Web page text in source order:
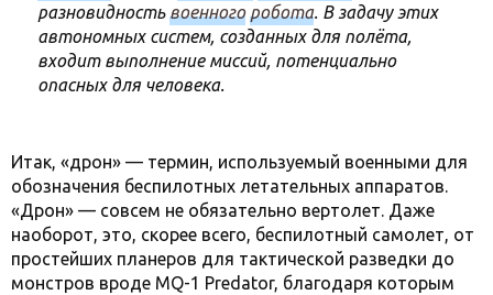
разновидностьвоенного робота. В задачу этих
автономных систем, созданных для полёта,
входит выполнение миссий, потенциально
опасных для человека.
Итак, «дрон» — термин, используемый военными для
обозначения беспилотных летательных аппаратов.
«Дрон» — совсем не обязательно вертолет. Даже
наоборот, это, скорее всего, беспилотный самолет, от
простейших планеров для тактической разведки до
монстров вроде MQ-1 Predator, благодаря которым